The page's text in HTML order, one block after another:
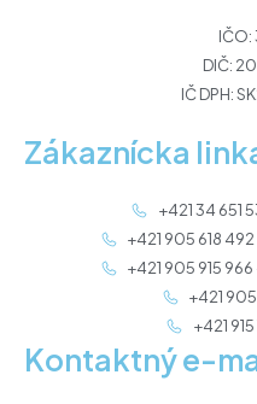
IČO:
DIČ:
IČ DPH:
Zákaznícka
+421 34 651
+421 905 618
+421 905 915
+421
+421
Kontaktný e-